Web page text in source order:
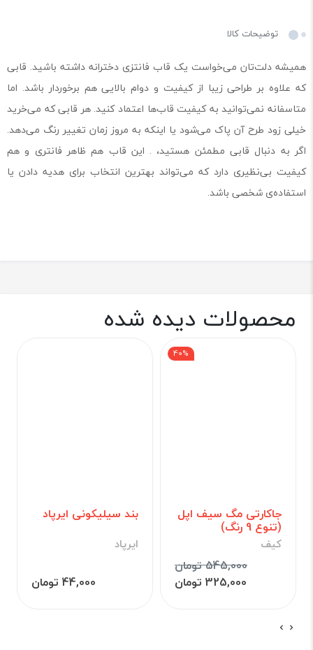
توضیحات کالا
همیشه دلت‌تان می‌خواست یک قاب فانتزی دخترانه داشته باشید. قابی
که علاوه بر طراحی زیبا از کیفیت و دوام بالایی هم برخوردار باشد. اما
متاسفانه نمی‌توانید به کیفیت قاب‌ها اعتماد کنید. هر قابی که می‌خرید
خیلی زود طرح آن پاک می‌شود یا اینکه به مروز زمان تغییر رنگ می‌دهد.
اگر به دنبال قابی مطمئن هستید، . این قاب هم ظاهر فانتری و هم
کیفیت بی‌نظیری دارد که می‌تواند بهترین انتخاب برای هدیه دادن یا
استفاده‌ی شخصی باشد.
محصولات دیده شده
جاکارتی مگ سیف اپل
(تنوع 9 رنگ)
کیف
545,000 تومان
40%
325,000 تومان
بند سیلیکونی ایرپاد
ایرپاد
44,000 تومان